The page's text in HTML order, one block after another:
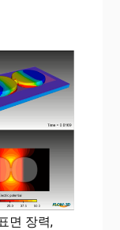
면 장력,